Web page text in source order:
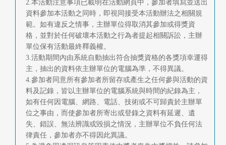
2.本活動注意事項已載明在活動網頁中，參加者填寫並送出
資料參加本活動之同時，即視同接受本活動辦法之相關規
範。如有違反之情事，主辦單位得取消其參加或得獎資
格，並對於任何破壞本活動之行為者提起相關訴訟，主辦
單位保有活動最終釋義權。
3.活動期間內由系統自動抽出符合抽獎資格的各獎項幸運得
主，抽出的資料依主辦單位的電腦為準，不得異議。
4.參加者同意所有參加者所留存或產生之任何參與活動的資
料及記錄，皆以主辦單位的電腦系統與時間的紀錄為主，
如有任何因電腦、網路、電話、技術或不可歸責於主辦單
位之事由，而使參加者所寄出或登錄之資料有延遲、遺
失、錯誤、無法辨識或毀損之情況，主辦單位不負任何法
律責任，參加者亦不得因此異議。